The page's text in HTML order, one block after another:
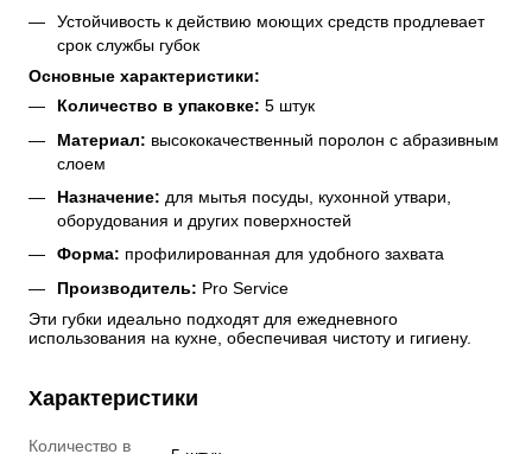
Устойчивость к действию моющих средств продлевает
срок службы губок
Основные характеристики:
Количество в упаковке: 5 штук
Материал: высококачественный поролон с абразивным
слоем
Назначение: для мытья посуды, кухонной утвари,
оборудования и других поверхностей
Форма: профилированная для удобного захвата
Производитель: Pro Service
Эти губки идеально подходят для ежедневного
использования на кухне, обеспечивая чистоту и гигиену.
Характеристики
Количество в